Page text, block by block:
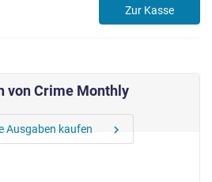
Zur Kasse
von Crime Monthly
Ausgaben kaufen chevron_right